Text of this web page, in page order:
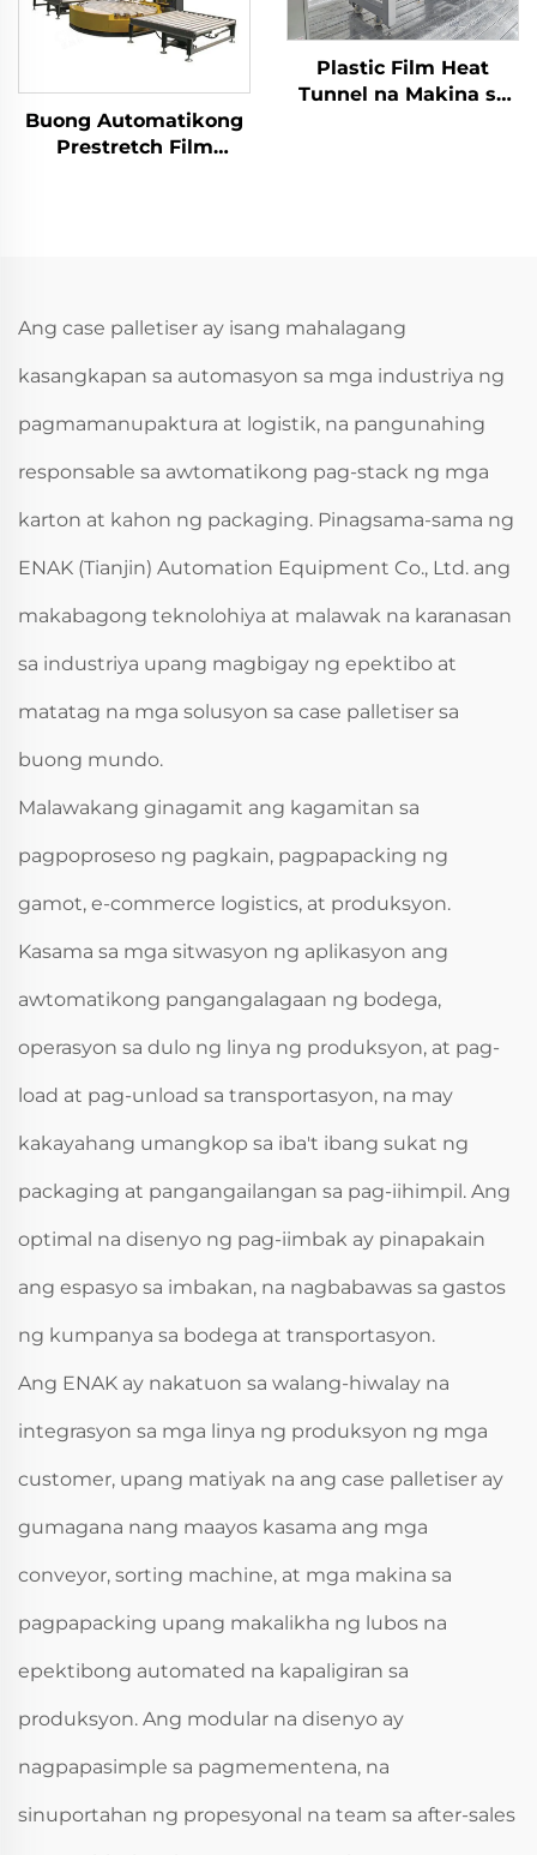
Buong Automatikong
Prestretch Film
Plastic Film Heat
Tunnel na Makina sa
Ang case palletiser ay isang mahalagang
kasangkapan sa automasyon sa mga industriya ng
pagmamanupaktura at logistik, na pangunahing
responsable sa awtomatikong pag-stack ng mga
karton at kahon ng packaging. Pinagsama-sama ng
ENAK (Tianjin) Automation Equipment Co., Ltd. ang
makabagong teknolohiya at malawak na karanasan
sa industriya upang magbigay ng epektibo at
matatag na mga solusyon sa case palletiser sa
buong mundo.
Malawakang ginagamit ang kagamitan sa
pagpoproseso ng pagkain, pagpapacking ng
gamot, e-commerce logistics, at produksyon.
Kasama sa mga sitwasyon ng aplikasyon ang
awtomatikong pangangalagaan ng bodega,
operasyon sa dulo ng linya ng produksyon, at pag-
load at pag-unload sa transportasyon, na may
kakayahang umangkop sa iba't ibang sukat ng
packaging at pangangailangan sa pag-iihimpil. Ang
optimal na disenyo ng pag-iimbak ay pinapakain
ang espasyo sa imbakan, na nagbabawas sa gastos
ng kumpanya sa bodega at transportasyon.
Ang ENAK ay nakatuon sa walang-hiwalay na
integrasyon sa mga linya ng produksyon ng mga
customer, upang matiyak na ang case palletiser ay
gumagana nang maayos kasama ang mga
conveyor, sorting machine, at mga makina sa
pagpapacking upang makalikha ng lubos na
epektibong automated na kapaligiran sa
produksyon. Ang modular na disenyo ay
nagpapasimple sa pagmementena, na
sinuportahan ng propesyonal na team sa after-sales